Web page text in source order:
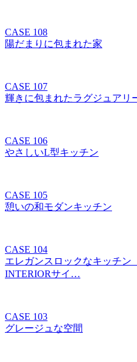
CASE 108
陽だまりに包まれた家
CASE 107
輝きに包まれたラグジュアリ
CASE 106
やさしいL型キッチン
CASE 105
憩いの和モダンキッチン
CASE 104
エレガンスロックなキッチ
INTERIORサイ…
CASE 103
グレージュな空間